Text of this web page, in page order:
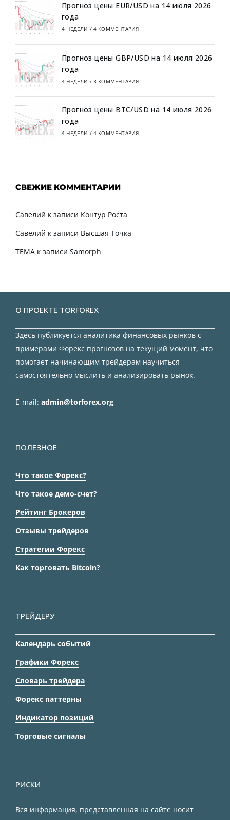
Прогноз цены EUR/USD на 14 июля 2026
года
4 НЕДЕЛИ / 4 КОММЕНТАРИЯ
Прогноз цены GBP/USD на 14 июля 2026
года
4 НЕДЕЛИ / 3 КОММЕНТАРИЯ
Прогноз цены BTC/USD на 14 июля 2026
года
4 НЕДЕЛИ / 4 КОММЕНТАРИЯ
СВЕЖИЕ КОММЕНТАРИИ
Савелий к записи Контур Роста
Савелий к записи Высшая Точка
TEMA к записи Samorph
О ПРОЕКТЕ TORFOREX
Здесь публикуется аналитика финансовых рынков с
примерами Форекс прогнозов на текущий момент, что
помогает начинающим трейдерам научиться
самостоятельно мыслить и анализировать рынок.
E-mail: admin@torforex.org
ПОЛЕЗНОЕ
Что такое Форекс?
Что такое демо-счет?
Рейтинг Брокеров
Отзывы трейдеров
Стратегии Форекс
Как торговать Bitcoin?
ТРЕЙДЕРУ
Календарь событий
Графики Форекс
Словарь трейдера
Форекс паттерны
Индикатор позиций
Торговые сигналы
РИСКИ
Вся информация, представленная на сайте носит